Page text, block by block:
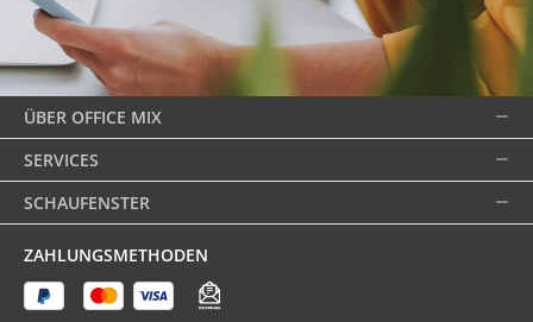
ÜBER OFFICE MIX
SERVICES
SCHAUFENSTER
ZAHLUNGSMETHODEN